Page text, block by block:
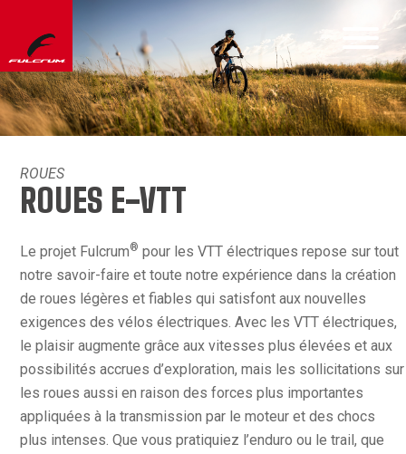
ROUES
ROUES E-VTT
Le projet Fulcrum® pour les VTT électriques repose sur tout
notre savoir-faire et toute notre expérience dans la création
de roues légères et fiables qui satisfont aux nouvelles
exigences des vélos électriques. Avec les VTT électriques,
le plaisir augmente grâce aux vitesses plus élevées et aux
possibilités accrues d’exploration, mais les sollicitations sur
les roues aussi en raison des forces plus importantes
appliquées à la transmission par le moteur et des chocs
plus intenses. Que vous pratiquiez l’enduro ou le trail, que